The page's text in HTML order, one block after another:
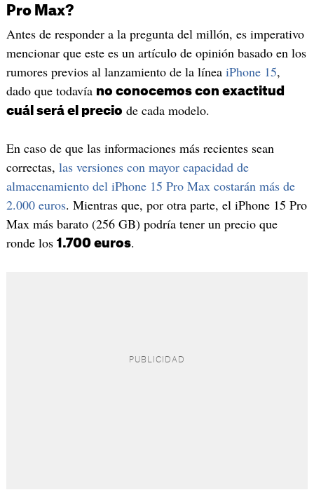
Pro Max?
Antes de responder a la pregunta del millón, es imperativo
mencionar que este es un artículo de opinión basado en los
rumores previos al lanzamiento de la línea iPhone 15,
dado que todavía no conocemos con exactitud
cuál será el precio de cada modelo.
En caso de que las informaciones más recientes sean
correctas, las versiones con mayor capacidad de
almacenamiento del iPhone 15 Pro Max costarán más de
2.000 euros. Mientras que, por otra parte, el iPhone 15 Pro
Max más barato (256 GB) podría tener un precio que
ronde los 1.700 euros.